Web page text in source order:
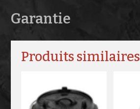
Garantie
Produits similaires